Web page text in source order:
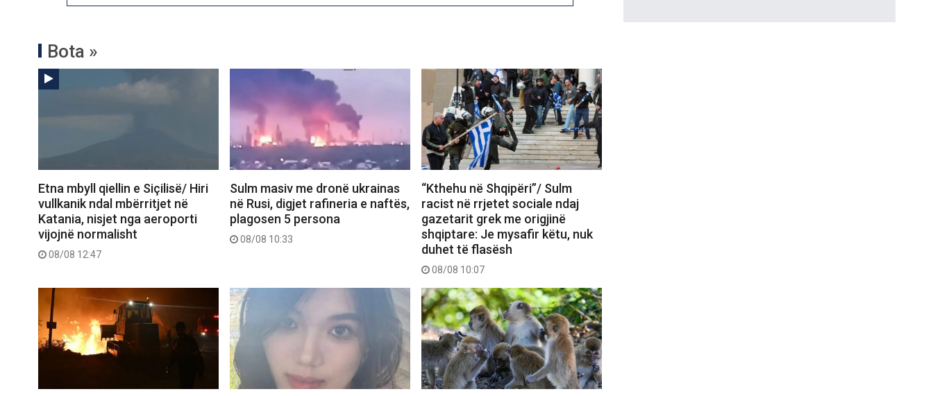
Bota »
Etna mbyll qiellin e Siçilisë/ Hiri
vullkanik ndal mbërritjet në
Katania, nisjet nga aeroporti
vijojnë normalisht
08/08 12:47
Sulm masiv me dronë ukrainas
në Rusi, digjet rafineria e naftës,
plagosen 5 persona
08/08 10:33
“Kthehu në Shqipëri”/ Sulm
racist në rrjetet sociale ndaj
gazetarit grek me origjinë
shqiptare: Je mysafir këtu, nuk
duhet të flasësh
08/08 10:07